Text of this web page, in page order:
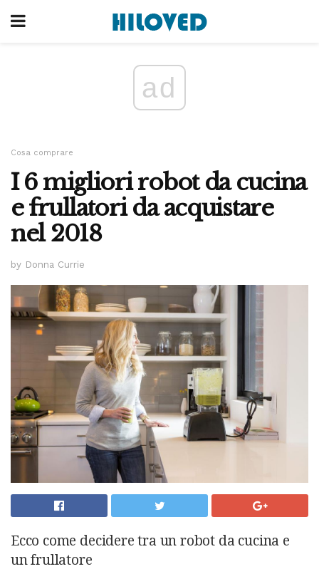
ad
Cosa comprare
I 6 migliori robot da cucina
e frullatori da acquistare
nel 2018
by Donna Currie
Ecco come decidere tra un robot da cucina e
un frullatore